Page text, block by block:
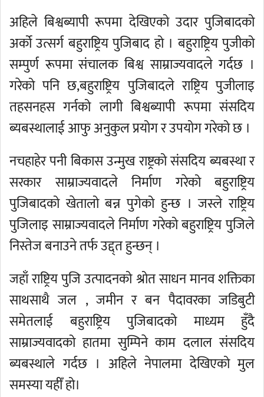
अहिले बिश्वब्यापी रूपमा देखिएको उदार पुजिबादको
अर्को उत्सर्ग बहुराष्ट्रिय पुजिबाद हो । बहुराष्ट्रिय पुजीको
सम्पुर्ण रूपमा संचालक बिश्व साम्राज्यवादले गर्दछ ।
गरेको पनि छ,बहुराष्ट्रिय पुजिबादले राष्ट्रिय पुजीलाइ
तहसनहस गर्नको लागी बिश्वब्यापी रूपमा संसदिय
ब्यबस्थालाई आफु अनुकुल प्रयोग र उपयोग गरेको छ ।
नचहाहेर पनी बिकास उन्मुख राष्ट्रको संसदिय ब्यबस्था र
सरकार साम्राज्यवादले निर्माण गरेको बहुराष्ट्रिय
पुजिबादको खेतालो बन्न पुगेको हुन्छ । जस्ले राष्ट्रिय
पुजिलाइ साम्राज्यवादले निर्माण गरेको बहुराष्ट्रिय पुजिले
निस्तेज बनाउने तर्फ उद्द्त हुन्छन् ।
जहाँ राष्ट्रिय पुजि उत्पादनको श्रोत साधन मानव शक्तिका
साथसाथै जल , जमीन र बन पैदावरका जडिबुटी
समेतलाई बहुराष्ट्रिय पुजिबादको माध्यम हुँदै
साम्राज्यवादको हातमा सुम्पिने काम दलाल संसदिय
ब्यबस्थाले गर्दछ । अहिले नेपालमा देखिएको मुल
समस्या यहीँ हो।